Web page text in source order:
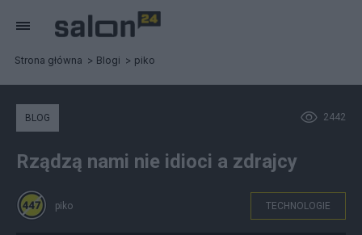
Strona główna Blogi piko
2442
BLOG
Rządzą nami nie idioci a zdrajcy
piko TECHNOLOGIE